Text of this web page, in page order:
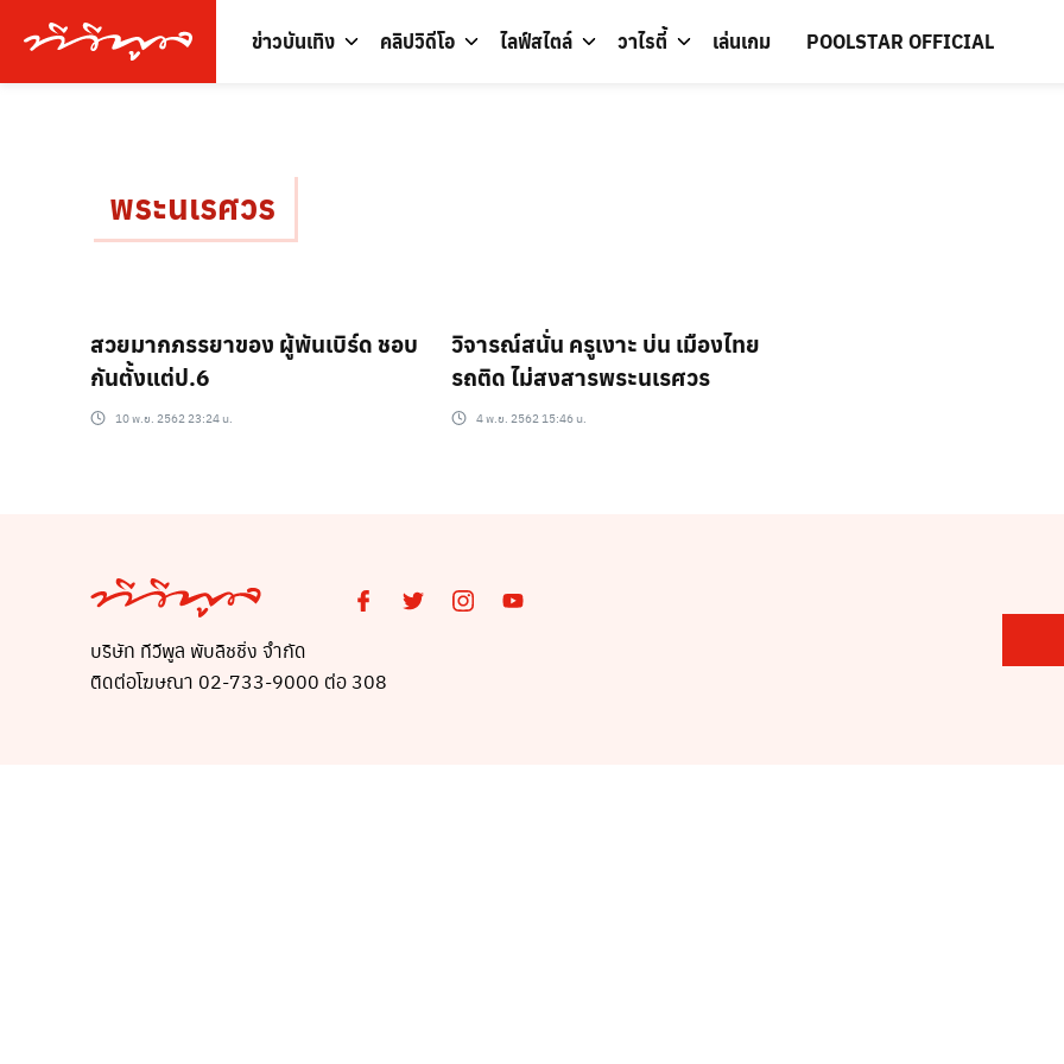
ข่าวบันเทิง คลิปวิดีโอ ไลฟ์สไตล์ วาไรตี้ เล่นเกม POOLSTAR OFFICIAL
พระนเรศวร
สวยมากภรรยาของ ผู้พันเบิร์ด ชอบ
กันตั้งแต่ป.6
10 พ.ย. 2562 23:24 น.
วิจารณ์สนั่น ครูเงาะ บ่น เมืองไทย
รถติด ไม่สงสารพระนเรศวร
4 พ.ย. 2562 15:46 น.
บริษัท ทีวีพูล พับลิชชิ่ง จำกัด
ติดต่อโฆษณา 02-733-9000 ต่อ 308